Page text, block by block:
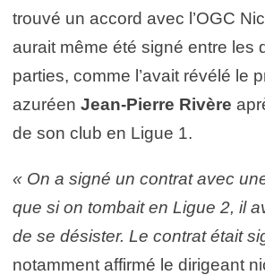
trouvé un accord avec l’OGC
aurait même été signé entre les
parties, comme l’avait révélé le
azuréen Jean-Pierre Rivère
de son club en Ligue 1.
« On a signé un contrat avec
que si on tombait en Ligue 2, il
de se désister. Le contrat était
notamment affirmé le dirigeant